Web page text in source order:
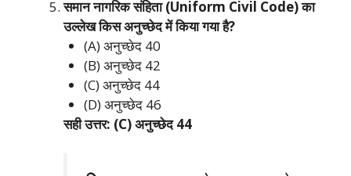
समान नागरिक संहिता (Uniform Civil Code) का
उल्लेख किस अनुच्छेद में किया गया है?
(A) अनुच्छेद 40
(B) अनुच्छेद 42
(C) अनुच्छेद 44
(D) अनुच्छेद 46
सही उत्तर: (C) अनुच्छेद 44